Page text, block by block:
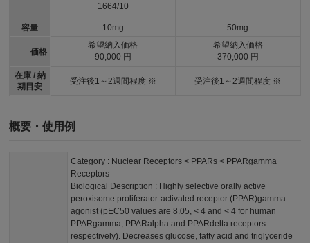
容量
価格
在庫 / 納
期目安
1664/10
10mg
希望納入価格
90,000 円
受注後1～2週間程度 ※
50mg
希望納入価格
370,000 円
受注後1～2週間程度 ※
概要・使用例
Category : Nuclear Receptors < PPARs < PPARgamma
Receptors
Biological Description : Highly selective orally active
peroxisome proliferator-activated receptor (PPAR)gamma
agonist (pEC50 values are 8.05, < 4 and < 4 for human
PPARgamma, PPARalpha and PPARdelta receptors
respectively). Decreases glucose, fatty acid and triglyceride